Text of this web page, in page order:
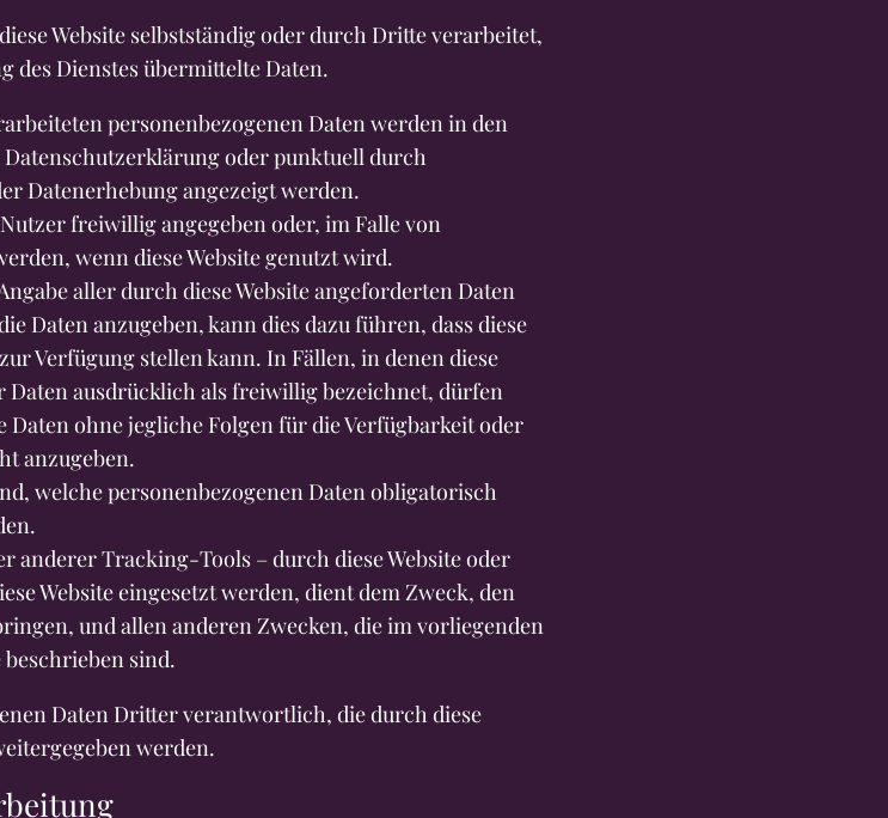
Website selbstständig oder durch Dritte verarbeitet,
des Dienstes übermittelte Daten.
personenbezogenen Daten werden in den
oder punktuell durch
Datenerhebung angezeigt werden.
freiwillig angegeben oder, im Falle von
wenn diese Website genutzt wird.
aller durch diese Website angeforderten Daten
Daten anzugeben, kann dies dazu führen, dass diese
Verfügung stellen kann. In Fällen, in denen diese
Daten ausdrücklich als freiwillig bezeichnet, dürfen
Daten ohne jegliche Folgen für die Verfügbarkeit oder
anzugeben.
welche personenbezogenen Daten obligatorisch
anderer Tracking-Tools – durch diese Website oder
Website eingesetzt werden, dient dem Zweck, den
und allen anderen Zwecken, die im vorliegenden
sind.
Daten Dritter verantwortlich, die durch diese
werden.